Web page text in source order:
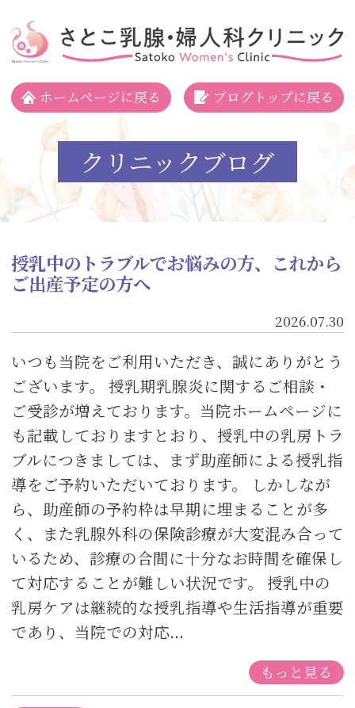
さとこ乳腺・婦人科クリニック
ホームページに戻る ブログトップに戻る
クリニックブログ
授乳中のトラブルでお悩みの方、これから
ご出産予定の方へ
2026.07.30
いつも当院をご利用いただき、誠にありがとう
ございます。 授乳期乳腺炎に関するご相談・
ご受診が増えております。当院ホームページに
も記載しておりますとおり、授乳中の乳房トラ
ブルにつきましては、まず助産師による授乳指
導をご予約いただいております。 しかしなが
ら、助産師の予約枠は早期に埋まることが多
く、また乳腺外科の保険診療が大変混み合って
いるため、診療の合間に十分なお時間を確保し
て対応することが難しい状況です。 授乳中の
乳房ケアは継続的な授乳指導や生活指導が重要
であり、当院での対応...
もっと見る